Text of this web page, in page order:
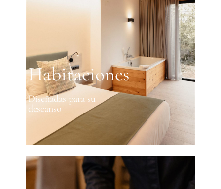
Habitaciones
Diseñadas para su
descanso